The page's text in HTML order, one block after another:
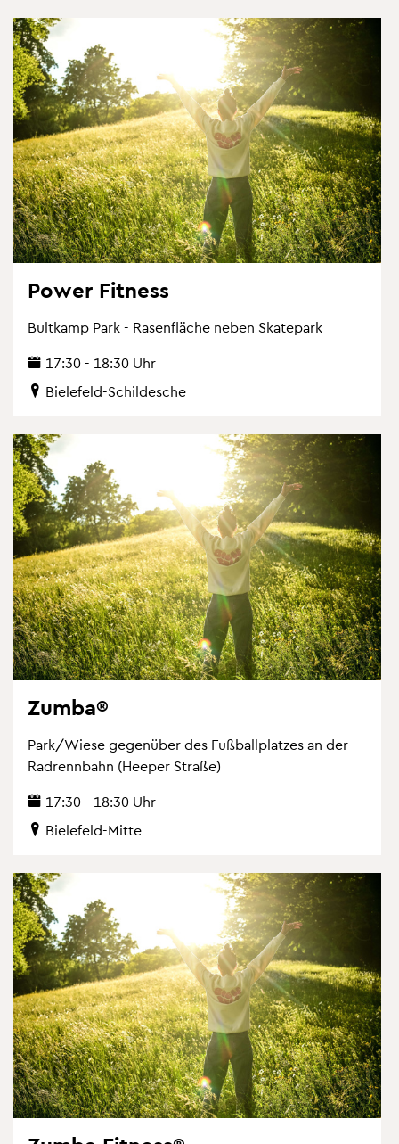
Power Fit­ness
Bult­kamp Park - Ra­sen­flä­che neben Skate­park
17:30 - 18:30 Uhr
Bie­le­feld-Schil­desche
Zumba®
Park/Wiese ge­gen­über des Fuß­ball­plat­zes an der
Rad­renn­bahn (Hee­per Stra­ße)
17:30 - 18:30 Uhr
Bie­le­feld-Mitte